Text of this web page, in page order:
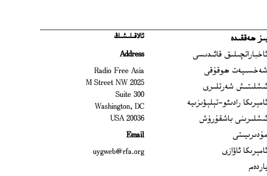
ھەققىدە
ئاخباراتچىلىق قائىدىسى
شەخسىيەت ھوقۇقى
ئىشلىتىش شەرتلىرى
ئامېرىكا رادىئو-تېلېۋىزىيە
ئىشلىرىنى باشقۇرۇش
مۇدىرىيىتى
ئامېرىكا ئاۋازى
ياردەم
ئالاقىلىشىڭ
Address
Radio Free Asia
2025 M Street NW
Suite 300
Washington, DC
20036 USA
Email
uygweb@rfa.org